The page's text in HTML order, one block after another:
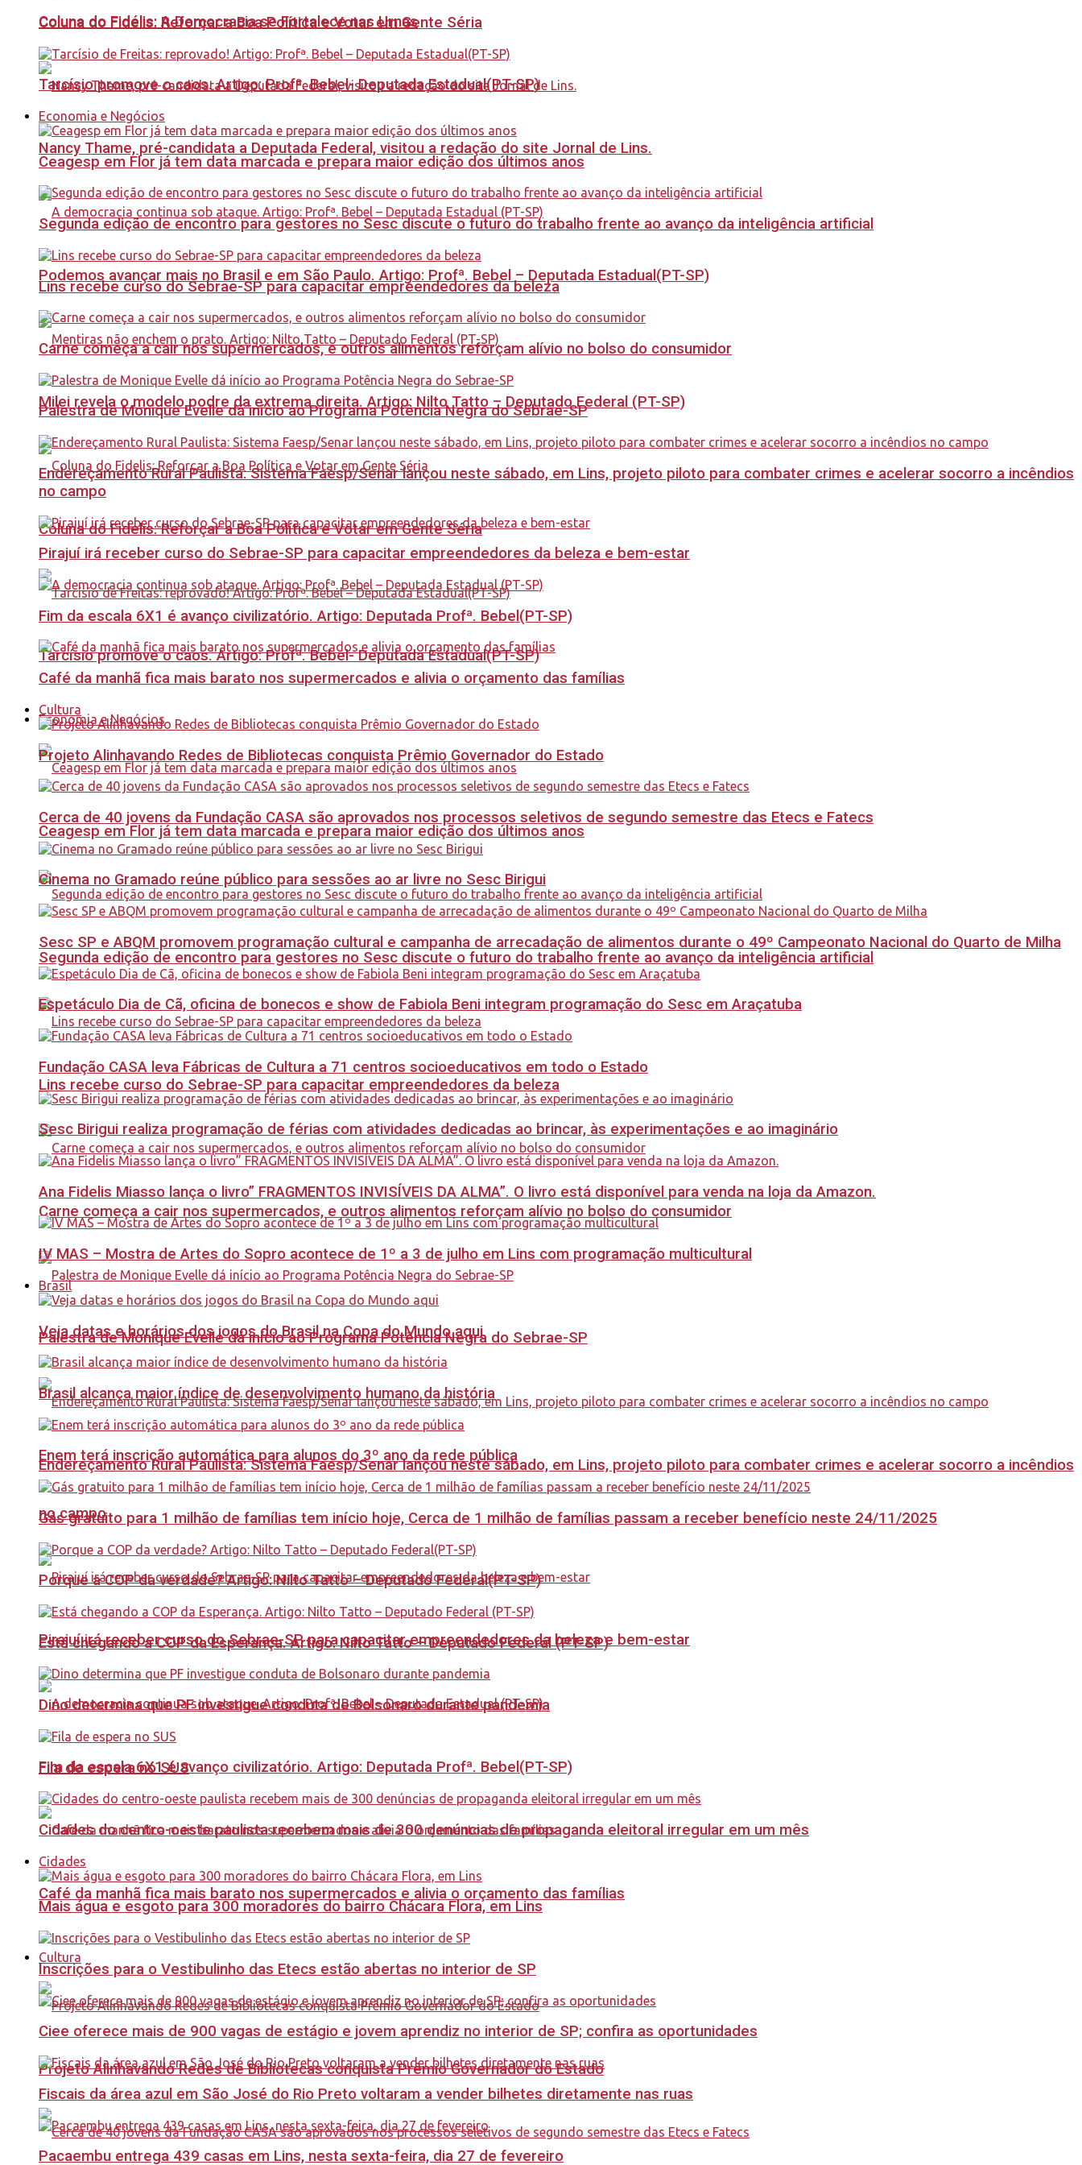
Coluna do Fidélis: A Democracia se Fortalece nas Urnas
Nancy Thame, pré-candidata a Deputada Federal, visitou a redação do site Jornal de Lins.
Podemos avançar mais no Brasil e em São Paulo. Artigo: Profª. Bebel – Deputada Estadual(PT-SP)
Milei revela o modelo podre da extrema direita. Artigo: Nilto Tatto – Deputado Federal (PT-SP)
Coluna do Fidelis: Reforçar a Boa Política e Votar em Gente Séria
Tarcísio promove o caos. Artigo: Profª. Bebel- Deputada Estadual(PT-SP)
Economia e Negócios
Ceagesp em Flor já tem data marcada e prepara maior edição dos últimos anos
Segunda edição de encontro para gestores no Sesc discute o futuro do trabalho frente ao avanço da inteligência artificial
Lins recebe curso do Sebrae-SP para capacitar empreendedores da beleza
Carne começa a cair nos supermercados, e outros alimentos reforçam alívio no bolso do consumidor
Palestra de Monique Evelle dá início ao Programa Potência Negra do Sebrae-SP
Endereçamento Rural Paulista: Sistema Faesp/Senar lançou neste sábado, em Lins, projeto piloto para combater crimes e acelerar socorro a incêndios
no campo
Pirajuí irá receber curso do Sebrae-SP para capacitar empreendedores da beleza e bem-estar
Fim da escala 6X1 é avanço civilizatório. Artigo: Deputada Profª. Bebel(PT-SP)
Café da manhã fica mais barato nos supermercados e alivia o orçamento das famílias
Cultura
Projeto Alinhavando Redes de Bibliotecas conquista Prêmio Governador do Estado
Coluna do Fidelis: Reforçar a Boa Política e Votar em Gente Séria
Tarcísio promove o caos. Artigo: Profª. Bebel- Deputada Estadual(PT-SP)
Economia e Negócios
Ceagesp em Flor já tem data marcada e prepara maior edição dos últimos anos
Segunda edição de encontro para gestores no Sesc discute o futuro do trabalho frente ao avanço da inteligência artificial
Lins recebe curso do Sebrae-SP para capacitar empreendedores da beleza
Carne começa a cair nos supermercados, e outros alimentos reforçam alívio no bolso do consumidor
Palestra de Monique Evelle dá início ao Programa Potência Negra do Sebrae-SP
Endereçamento Rural Paulista: Sistema Faesp/Senar lançou neste sábado, em Lins, projeto piloto para combater crimes e acelerar socorro a incêndios
no campo
Pirajuí irá receber curso do Sebrae-SP para capacitar empreendedores da beleza e bem-estar
Fim da escala 6X1 é avanço civilizatório. Artigo: Deputada Profª. Bebel(PT-SP)
Café da manhã fica mais barato nos supermercados e alivia o orçamento das famílias
Cultura
Projeto Alinhavando Redes de Bibliotecas conquista Prêmio Governador do Estado
Cerca de 40 jovens da Fundação CASA são aprovados nos processos seletivos de segundo semestre das Etecs e Fatecs
Cinema no Gramado reúne público para sessões ao ar livre no Sesc Birigui
Sesc SP e ABQM promovem programação cultural e campanha de arrecadação de alimentos durante o 49º Campeonato Nacional do Quarto de Milha
Espetáculo Dia de Cã, oficina de bonecos e show de Fabiola Beni integram programação do Sesc em Araçatuba
Fundação CASA leva Fábricas de Cultura a 71 centros socioeducativos em todo o Estado
Sesc Birigui realiza programação de férias com atividades dedicadas ao brincar, às experimentações e ao imaginário
Ana Fidelis Miasso lança o livro” FRAGMENTOS INVISÍVEIS DA ALMA”. O livro está disponível para venda na loja da Amazon.
IV MAS – Mostra de Artes do Sopro acontece de 1º a 3 de julho em Lins com programação multicultural
Brasil
Veja datas e horários dos jogos do Brasil na Copa do Mundo aqui
Brasil alcança maior índice de desenvolvimento humano da história
Enem terá inscrição automática para alunos do 3º ano da rede pública
Gás gratuito para 1 milhão de famílias tem início hoje, Cerca de 1 milhão de famílias passam a receber benefício neste 24/11/2025
Porque a COP da verdade? Artigo: Nilto Tatto – Deputado Federal(PT-SP)
Está chegando a COP da Esperança. Artigo: Nilto Tatto – Deputado Federal (PT-SP)
Dino determina que PF investigue conduta de Bolsonaro durante pandemia
Fila de espera no SUS
Cidades do centro-oeste paulista recebem mais de 300 denúncias de propaganda eleitoral irregular em um mês
Cidades
Mais água e esgoto para 300 moradores do bairro Chácara Flora, em Lins
Inscrições para o Vestibulinho das Etecs estão abertas no interior de SP
Ciee oferece mais de 900 vagas de estágio e jovem aprendiz no interior de SP; confira as oportunidades
Fiscais da área azul em São José do Rio Preto voltaram a vender bilhetes diretamente nas ruas
Pacaembu entrega 439 casas em Lins, nesta sexta-feira, dia 27 de fevereiro